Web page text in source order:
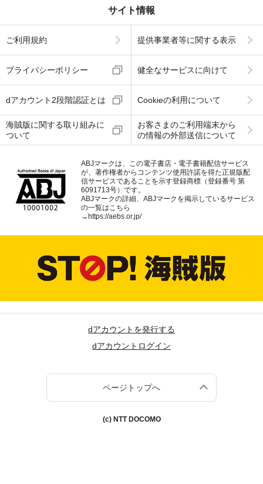
サイト情報
ご利用規約 提供事業者等に関する表示
プライバシーポリシー 健全なサービスに向けて
dアカウント2段階認証とは Cookieの利用について
海賊版に関する取り組みに
ついて
お客さまのご利用端末から
の情報の外部送信について
ABJマークは、この電子書店・電子書籍配信サービス
が、著作権者からコンテンツ使用許諾を得た正規版配
信サービスであることを示す登録商標（登録番号 第
6091713号）です。
ABJマークの詳細、ABJマークを掲示しているサービス
の一覧はこちら
→https://aebs.or.jp/
dアカウントを発行する
dアカウントログイン
ページトップへ
(c) NTT DOCOMO